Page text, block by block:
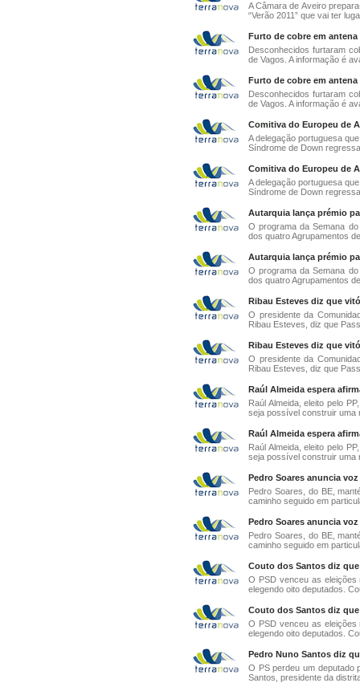
A Câmara de Aveiro
“Verão 2011” que vai ter
Furto de cobre em
Desconhecidos furtaram
de Vagos. A informação é
Furto de cobre em
Desconhecidos furtaram
de Vagos. A informação é
Comitiva do Europeu de
A delegação portuguesa
Síndrome de Down
Comitiva do Europeu de
A delegação portuguesa
Síndrome de Down
Autarquia lança prémio
O programa da Semana
dos quatro Agrupamentos
Autarquia lança prémio
O programa da Semana
dos quatro Agrupamentos
Ribau Esteves diz que
O presidente da
Ribau Esteves, diz que
Ribau Esteves diz que
O presidente da
Ribau Esteves, diz que
Raúl Almeida espera
Raúl Almeida, eleito pelo
seja possível construir uma
Raúl Almeida espera
Raúl Almeida, eleito pelo
seja possível construir uma
Pedro Soares anuncia
Pedro Soares, do BE,
caminho seguido em
Pedro Soares anuncia
Pedro Soares, do BE,
caminho seguido em
Couto dos Santos diz
O PSD venceu as eleições
elegendo oito deputados.
Couto dos Santos diz
O PSD venceu as eleições
elegendo oito deputados.
Pedro Nuno Santos diz
O PS perdeu um deputado
Santos, presidente da